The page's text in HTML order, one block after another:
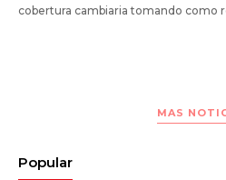
cobertura cambiaria tomando como
MAS
Popular